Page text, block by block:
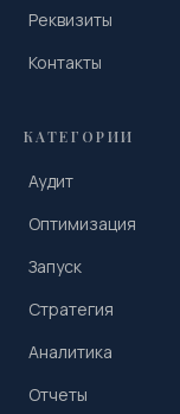
Реквизиты
Контакты
КАТЕГОРИИ
Аудит
Оптимизация
Запуск
Стратегия
Аналитика
Отчеты